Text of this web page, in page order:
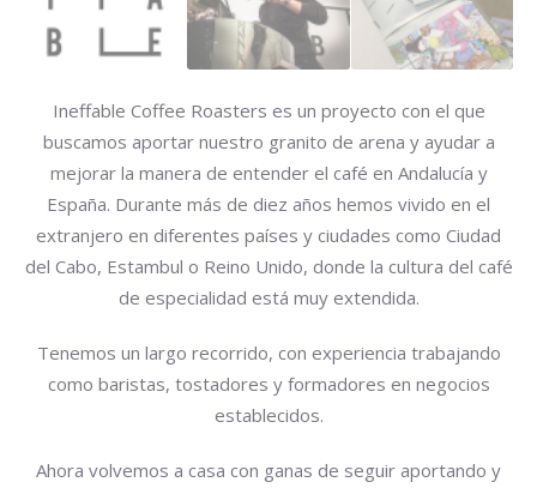
Ineffable Coffee Roasters es un proyecto con el que
buscamos aportar nuestro granito de arena y ayudar a
mejorar la manera de entender el café en Andalucía y
España. Durante más de diez años hemos vivido en el
extranjero en diferentes países y ciudades como Ciudad
del Cabo, Estambul o Reino Unido, donde la cultura del café
de especialidad está muy extendida.
Tenemos un largo recorrido, con experiencia trabajando
como baristas, tostadores y formadores en negocios
establecidos.
Ahora volvemos a casa con ganas de seguir aportando y